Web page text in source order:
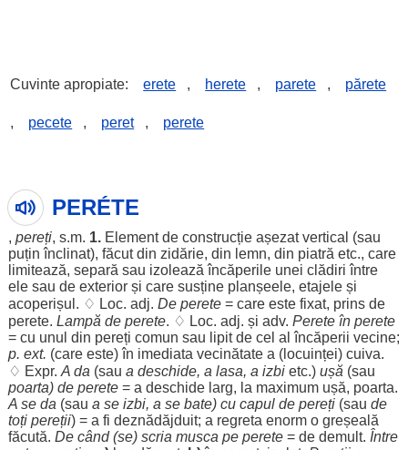
Cuvinte apropiate: erete , herete , parete , părete
, pecete , peret , perete
PERÉTE
, pereți, s.m. 1. Elementde construcție așezat vertical (sau
puțin înclinat), făcutdin zidărie, din lemn, din piatră etc., care
limitează, separă sau izolează încăperileunei clădiri între
elesau de exteriorși care susține planșeele, etajeleși
acoperișul . ♢ Loc. adj. De perete= care este fixat, prinsde
perete. Lampă de perete. ♢ Loc. adj. și adv. Perete în perete
= cu unul din pereți comun sau lipitde cel alîncăperii vecine;
p. ext. (care este) în imediata vecinătatea (locuinței) cuiva.
♢ Expr. A da (sau a deschide, a lasa, a izbi etc.) ușă (sau
poarta) de perete= a deschide larg, la maximum ușă, poarta.
A se da (sau a se izbi, a se bate) cu capulde pereți(sau de
toți pereții) = a fi deznădăjduit; a regreta enormo greșeală
făcută. De când(se) scria musca pe perete= de demult. Între